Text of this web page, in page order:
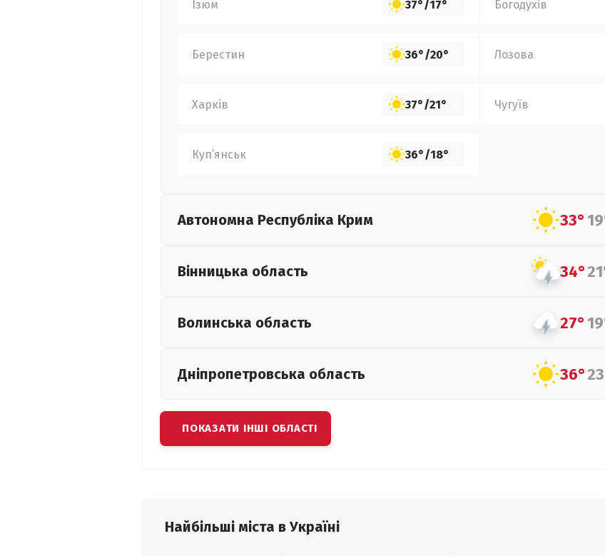
Ізюм 37°/17° Богодухів
Берестин 36°/20° Лозова
Харків 37°/21° Чугуїв
Куп’янськ 36°/18°
Автономна Республіка Крим 33°
Вінницька область 34°
Волинська область 27°
Дніпропетровська область 36°
ПОКАЗАТИ ІНШІ ОБЛАСТІ
Найбільші міста в Україні